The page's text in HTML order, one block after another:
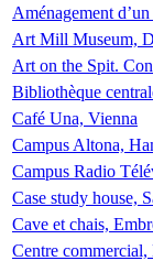
Aménagement
Art Mill Museum,
Art on the Spit.
Bibliothèque
Café Una, Vienna
Campus Altona,
Campus Radio
Case study house,
Cave et chais,
Centre